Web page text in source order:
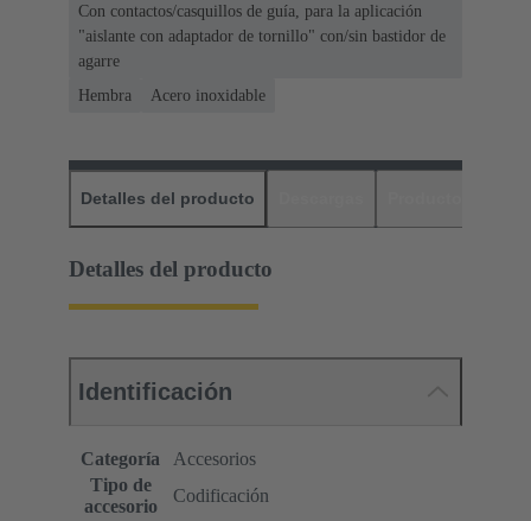
Con contactos/casquillos de guía, para la aplicación
"aislante con adaptador de tornillo" con/sin bastidor de
agarre
Hembra
Acero inoxidable
Detalles del producto
Detalles del producto
Identificación
Categoría
Accesorios
Tipo de
accesorio
Codificación